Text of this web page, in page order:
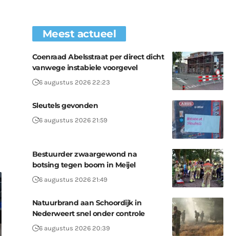
Meest actueel
Coenraad Abelsstraat per direct dicht
vanwege instabiele voorgevel
6 augustus 2026 22:23
Sleutels gevonden
6 augustus 2026 21:59
Bestuurder zwaargewond na
botsing tegen boom in Meijel
6 augustus 2026 21:49
Natuurbrand aan Schoordijk in
Nederweert snel onder controle
6 augustus 2026 20:39